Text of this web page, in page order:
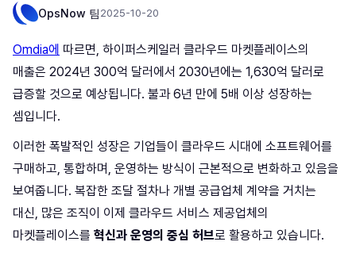
OpsNow 팀 2025-10-20
Omdia에 따르면, 하이퍼스케일러 클라우드 마켓플레이스의
매출은 2024년 300억 달러에서 2030년에는 1,630억 달러로
급증할 것으로 예상됩니다. 불과 6년 만에 5배 이상 성장하는
셈입니다.
이러한 폭발적인 성장은 기업들이 클라우드 시대에 소프트웨어를
구매하고, 통합하며, 운영하는 방식이 근본적으로 변화하고 있음을
보여줍니다. 복잡한 조달 절차나 개별 공급업체 계약을 거치는
대신, 많은 조직이 이제 클라우드 서비스 제공업체의
마켓플레이스를 혁신과 운영의 중심 허브로 활용하고 있습니다.